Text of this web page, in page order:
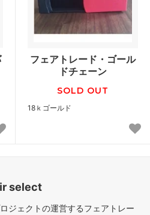
フェアトレード・ゴール
ドチェーン
SOLD OUT
18ｋゴールド
select
ジェクトの運営するフェアトレー